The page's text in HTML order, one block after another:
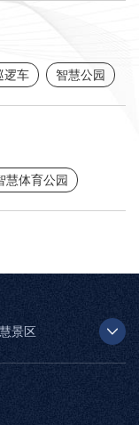
逻车 智慧公园
慧体育公园
景区
步道